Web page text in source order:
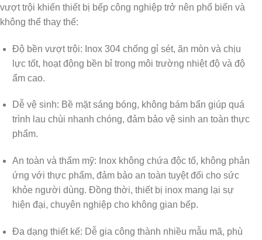
vượt trội khiến thiết bị bếp công nghiệp trở nên phổ biến và
không thể thay thế:
Độ bền vượt trội: Inox 304 chống gỉ sét, ăn mòn và chịu
lực tốt, hoạt động bền bỉ trong môi trường nhiệt độ và độ
ẩm cao.
Dễ vệ sinh: Bề mặt sáng bóng, không bám bẩn giúp quá
trình lau chùi nhanh chóng, đảm bảo vệ sinh an toàn thực
phẩm.
An toàn và thẩm mỹ: Inox không chứa độc tố, không phản
ứng với thực phẩm, đảm bảo an toàn tuyệt đối cho sức
khỏe người dùng. Đồng thời, thiết bị inox mang lại sự
hiện đại, chuyên nghiệp cho không gian bếp.
Đa dạng thiết kế: Dễ gia công thành nhiều mẫu mã, phù